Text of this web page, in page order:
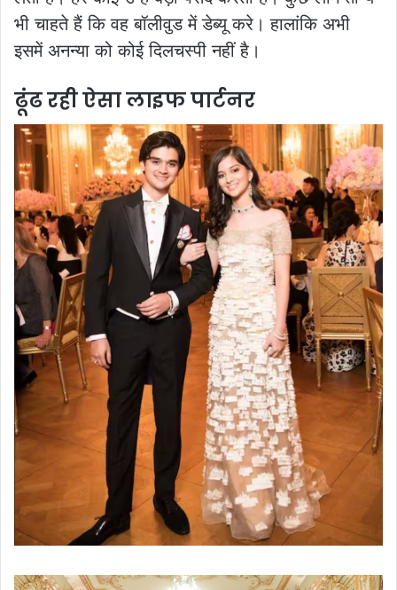
भी चाहते हैं कि वह बॉलीवुड में डेब्यू करे। हालांकि अभी
इसमें अनन्या को कोई दिलचस्पी नहीं है।
ढूंढ रही ऐसा लाइफ पार्टनर